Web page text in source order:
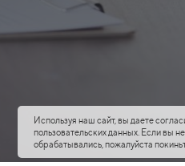
Используя наш сайт, вы даете
пользовательских данных. Если вы
обрабатывались, пожалуйста